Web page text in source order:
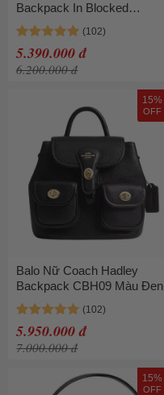
Backpack In Blocked
Signature Canvas CZ771
IMXI8 Màu Nâu
5.390.000 đ
6.200.000 đ
15%
OFF
Balo Nữ Coach Hadley
Backpack CBH09 Màu Đen
5.950.000 đ
7.000.000 đ
15%
OFF